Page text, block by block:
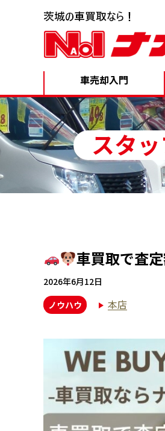
車売却入門
スタ
車買取で査
2026年6月12日
ノウハウ
本店